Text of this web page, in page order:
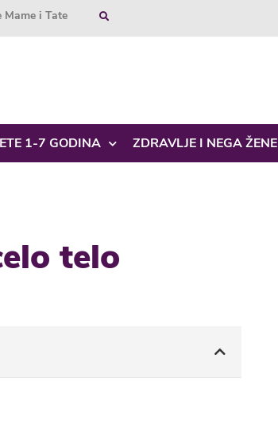
Mame i Tate
1-7 GODINA ZDRAVLJE I NEGA ŽENE
telo